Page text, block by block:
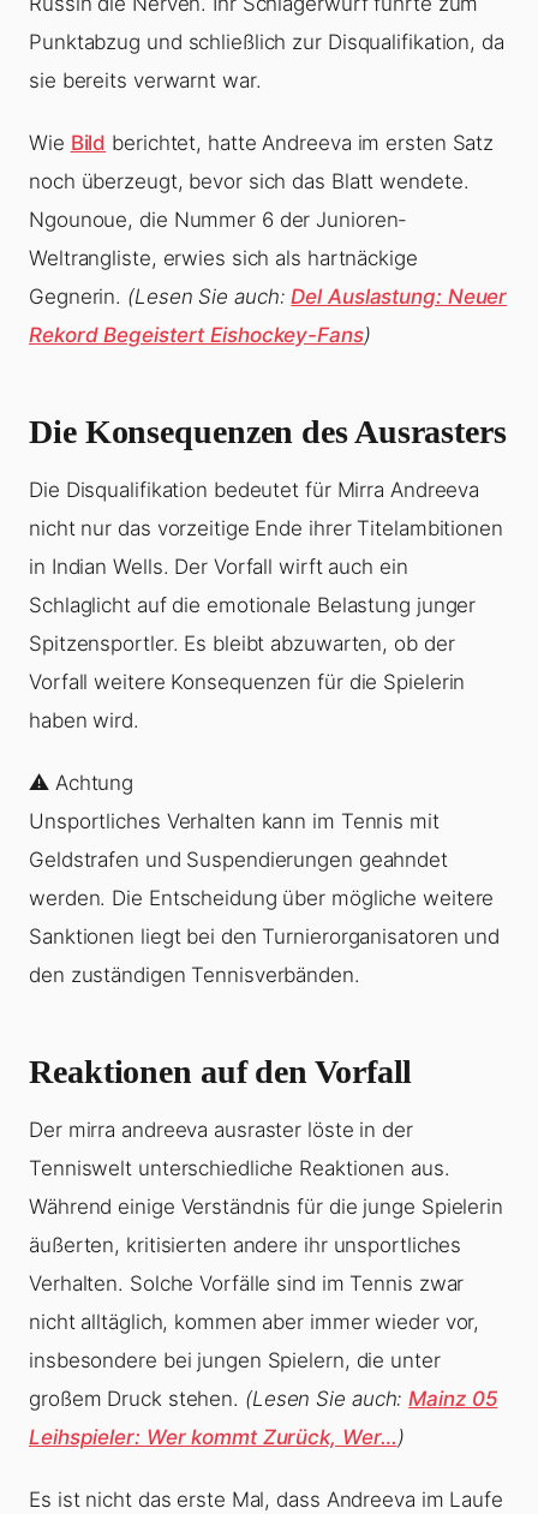
Punktabzug und schließlich zur Disqualifikation, da
sie bereits verwarnt war.
Wie Bild berichtet, hatte Andreeva im ersten Satz
noch überzeugt, bevor sich das Blatt wendete.
Ngounoue, die Nummer 6 der Junioren-
Weltrangliste, erwies sich als hartnäckige
Gegnerin. (Lesen Sie auch:Del Auslastung: Neuer
Rekord Begeistert Eishockey-Fans)
Die Konsequenzen des Ausrasters
Die Disqualifikation bedeutet für Mirra Andreeva
nicht nur das vorzeitige Ende ihrer Titelambitionen
in Indian Wells. Der Vorfall wirft auch ein
Schlaglicht auf die emotionale Belastung junger
Spitzensportler. Es bleibt abzuwarten, ob der
Vorfall weitere Konsequenzen für die Spielerin
haben wird.
⚠️ Achtung
Unsportliches Verhalten kann im Tennis mit
Geldstrafen und Suspendierungen geahndet
werden. Die Entscheidung über mögliche weitere
Sanktionen liegt bei den Turnierorganisatoren und
den zuständigen Tennisverbänden.
Reaktionen auf den Vorfall
Der mirra andreeva ausraster löste in der
Tenniswelt unterschiedliche Reaktionen aus.
Während einige Verständnis für die junge Spielerin
äußerten, kritisierten andere ihr unsportliches
Verhalten. Solche Vorfälle sind im Tennis zwar
nicht alltäglich, kommen aber immer wieder vor,
insbesondere bei jungen Spielern, die unter
großem Druck stehen. (Lesen Sie auch:Mainz 05
Leihspieler: Wer kommt Zurück, Wer…)
Es ist nicht das erste Mal, dass Andreeva im Laufe